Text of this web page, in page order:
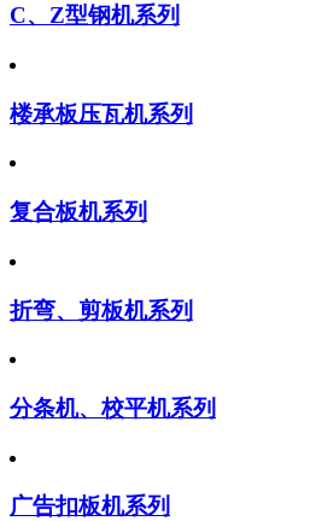
C、Z型钢机系列
楼承板压瓦机系列
复合板机系列
折弯、剪板机系列
分条机、校平机系列
广告扣板机系列